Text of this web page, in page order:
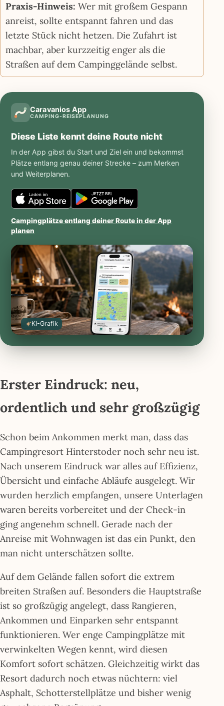
Praxis-Hinweis: Wer mit großem Gespann
anreist, sollte entspannt fahren und das
letzte Stück nicht hetzen. Die Zufahrt ist
machbar, aber kurzzeitig enger als die
Straßen auf dem Campinggelände selbst.
KI-Grafik
Caravanios App
CAMPING-REISEPLANUNG
Diese Liste kennt deine Route nicht
In der App gibst du Start und Ziel ein und bekommst
Plätze entlang genau deiner Strecke – zum Merken
und Weiterplanen.
Caravanios
im
iOS
App
Store
öffnen
Caravanios
bei
Play
öffnen
Campingplätze entlang deiner Route in der App
planen
Erster Eindruck: neu,
ordentlich und sehr großzügig
Schon beim Ankommen merkt man, dass das
Campingresort Hinterstoder noch sehr neu ist.
Nach unserem Eindruck war alles auf Effizienz,
Übersicht und einfache Abläufe ausgelegt. Wir
wurden herzlich empfangen, unsere Unterlagen
waren bereits vorbereitet und der Check-in
ging angenehm schnell. Gerade nach der
Anreise mit Wohnwagen ist das ein Punkt, den
man nicht unterschätzen sollte.
Auf dem Gelände fallen sofort die extrem
breiten Straßen auf. Besonders die Hauptstraße
ist so großzügig angelegt, dass Rangieren,
Ankommen und Einparken sehr entspannt
funktionieren. Wer enge Campingplätze mit
verwinkelten Wegen kennt, wird diesen
Komfort sofort schätzen. Gleichzeitig wirkt das
Resort dadurch noch etwas nüchtern: viel
Asphalt, Schotterstellplätze und bisher wenig